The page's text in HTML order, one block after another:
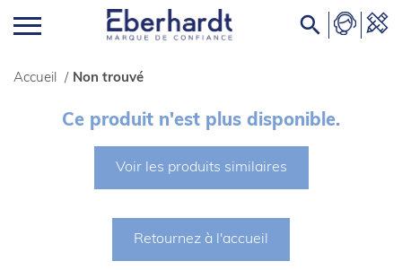

Accueil / Non trouvé
Ce produit n'est plus disponible.
Voir les produits similaires
Retournez à l'accueil